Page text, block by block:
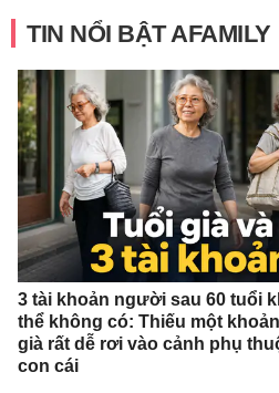
TIN NỔI BẬT AFAMILY
3 tài khoản người sau 60 tuổi
thể không có: Thiếu một
già rất dễ rơi vào cảnh phụ
con cái